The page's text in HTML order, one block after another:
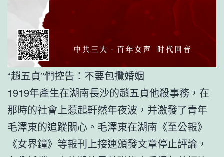
“趙五貞”們控告：不要包攬婚姻
1919年產生在湖南長沙的趙五貞他殺事務，在
那時的社會上惹起軒然年夜波，并激發了青年
毛澤東的追蹤關心。毛澤東在湖南《至公報》
《女界鐘》等報刊上接連頒發文章停止評論，